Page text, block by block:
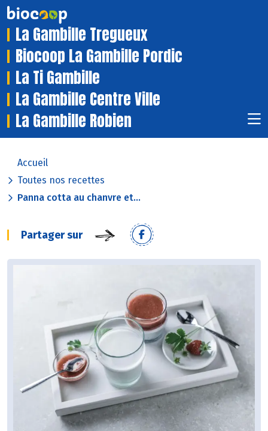
La Gambille Tregueux
Biocoop La Gambille Pordic
La Ti Gambille
La Gambille Centre Ville
La Gambille Robien
Accueil
Toutes nos recettes
Panna cotta au chanvre et...
Partager sur